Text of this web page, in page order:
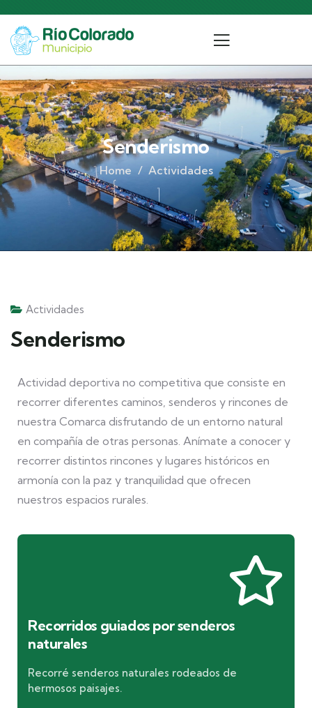
Senderismo
Home Actividades
Actividades
Senderismo
Actividad deportiva no competitiva que consiste en
recorrer diferentes caminos, senderos y rincones de
nuestra Comarca disfrutando de un entorno natural
en compañía de otras personas. Anímate a conocer y
recorrer distintos rincones y lugares históricos en
armonía con la paz y tranquilidad que ofrecen
nuestros espacios rurales.
Recorridos guiados por senderos
naturales
Recorré senderos naturales rodeados de
hermosos paisajes.